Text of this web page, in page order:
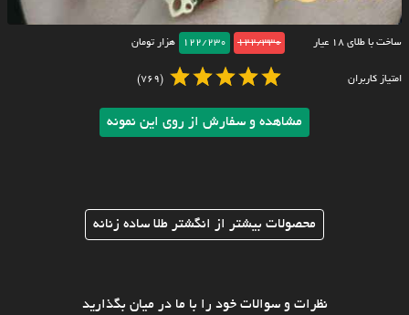
ساخت با طلای ۱۸ عیار 122/330
122/230 هزار تومان
امتیاز کاربران (769)
مشاهده و سفارش از روی این نمونه
محصولات بیشتر از انگشتر طلا ساده زنانه
نظرات و سوالات خود را با ما در میان بگذارید